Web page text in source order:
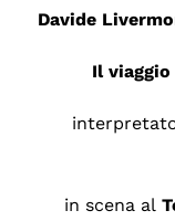
Davide
Il
in scena al